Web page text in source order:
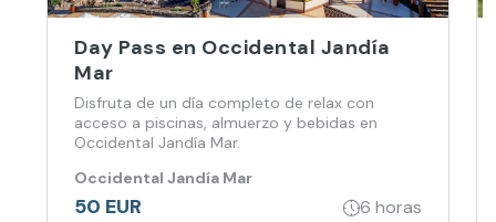
Day Pass en Occidental Jandía
Mar
Disfruta de un día completo de relax con
acceso a piscinas, almuerzo y bebidas en
Occidental Jandía Mar.
Occidental Jandía Mar
50 EUR 6 horas